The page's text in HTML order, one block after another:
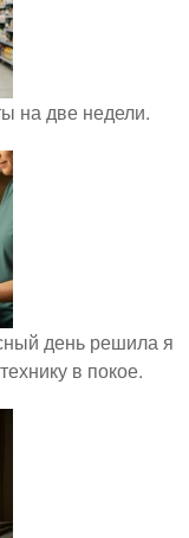
на две недели.
день решила я
в покое.